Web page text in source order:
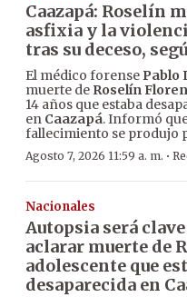
Caazapá: Roselín
asfixia y la
tras su deceso,
El médico forense Pablo
muerte de Roselín
14 años que estaba
en Caazapá. Informó
fallecimiento se produjo
Agosto 7, 2026 11:59 a. m. ·
Nacionales
Autopsia será
aclarar muerte de
adolescente que
desaparecida en